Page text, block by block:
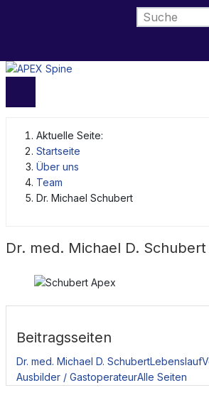
Aktuelle Seite:
Startseite
Über uns
Team
Dr. Michael Schubert
Dr. med. Michael D. Schubert
Beitragsseiten
Dr. med. Michael D. SchubertLebenslauf
Ausbilder / GastoperateurAlle Seiten